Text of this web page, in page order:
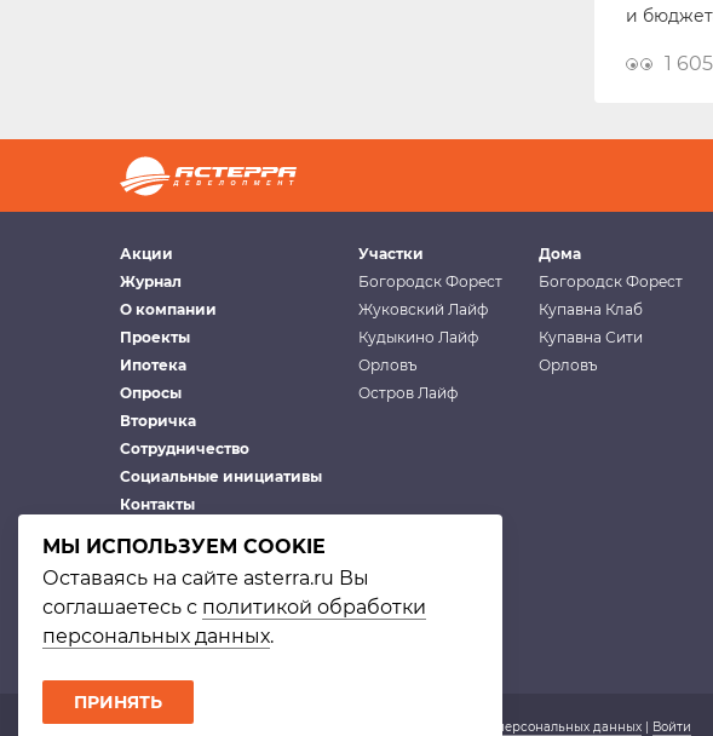
и
1 605
Акции
Журнал
О компании
Проекты
Ипотека
Опросы
Вторичка
Сотрудничество
Социальные инициативы
Контакты
Участки
Богородск Форест
Жуковский Лайф
Кудыкино Лайф
Орловъ
Остров Лайф
Дома
Богородск Форест
Купавна Клаб
Купавна Сити
Орловъ
© Астерра. 2002–2026 | Политика в отношении обработки персональных данных | Войти
МЫ ИСПОЛЬЗУЕМ COOKIE
Оставаясь на сайте asterra.ru Вы
соглашаетесь с политикой обработки
персональных данных.
ПРИНЯТЬ